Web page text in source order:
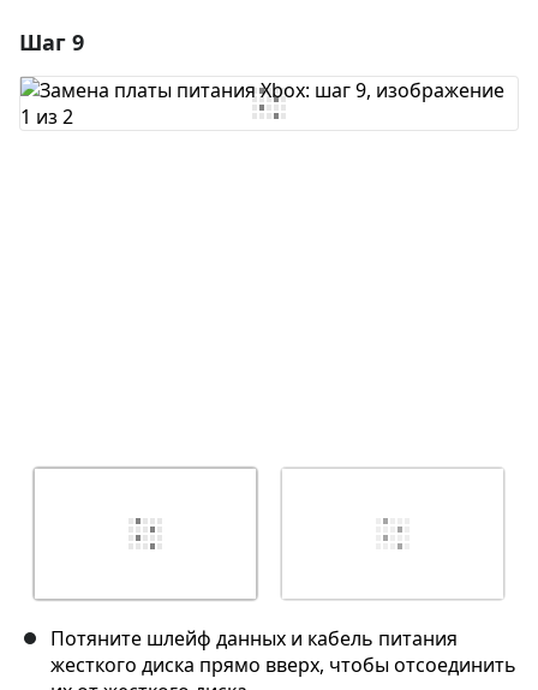
Добавить комментарий
Шаг 9
Потяните шлейф данных и кабель питания
жесткого диска прямо вверх, чтобы отсоединить